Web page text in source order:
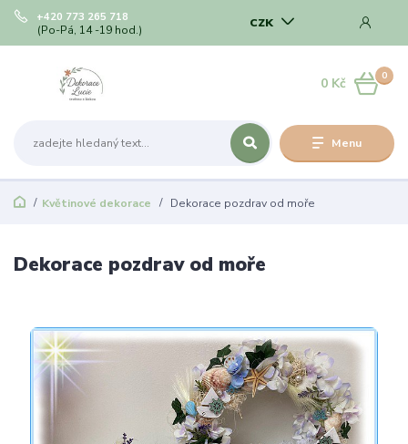
Menu
CZK
+420 773 265 718
(Po-Pá, 14 -19 hod.)
0
0 Kč
Květinové dekorace Dekorace pozdrav od moře
Dekorace pozdrav od moře